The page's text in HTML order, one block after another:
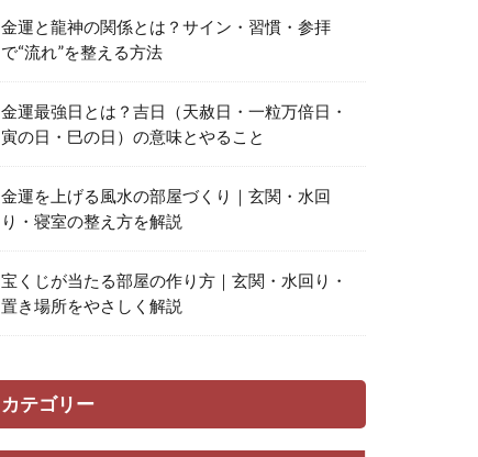
金運と龍神の関係とは？サイン・習慣・参拝
で“流れ”を整える方法
金運最強日とは？吉日（天赦日・一粒万倍日・
寅の日・巳の日）の意味とやること
金運を上げる風水の部屋づくり｜玄関・水回
り・寝室の整え方を解説
宝くじが当たる部屋の作り方｜玄関・水回り・
置き場所をやさしく解説
カテゴリー